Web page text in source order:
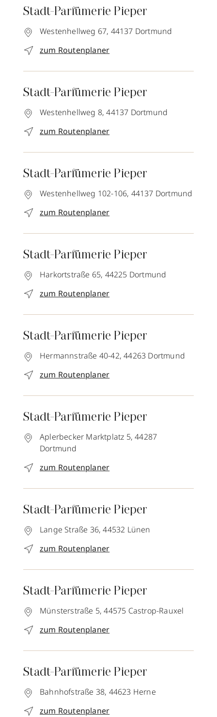
Stadt-Parfümerie Pieper
Westenhellweg 67, 44137 Dortmund
zum Routenplaner
Stadt-Parfümerie Pieper
Westenhellweg 8, 44137 Dortmund
zum Routenplaner
Stadt-Parfümerie Pieper
Westenhellweg 102-106, 44137 Dortmund
zum Routenplaner
Stadt-Parfümerie Pieper
Harkortstraße 65, 44225 Dortmund
zum Routenplaner
Stadt-Parfümerie Pieper
Hermannstraße 40-42, 44263 Dortmund
zum Routenplaner
Stadt-Parfümerie Pieper
Aplerbecker Marktplatz 5, 44287
Dortmund
zum Routenplaner
Stadt-Parfümerie Pieper
Lange Straße 36, 44532 Lünen
zum Routenplaner
Stadt-Parfümerie Pieper
Münsterstraße 5, 44575 Castrop-Rauxel
zum Routenplaner
Stadt-Parfümerie Pieper
Bahnhofstraße 38, 44623 Herne
zum Routenplaner